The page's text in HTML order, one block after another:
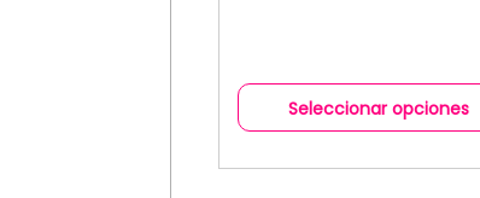
Seleccionar opciones